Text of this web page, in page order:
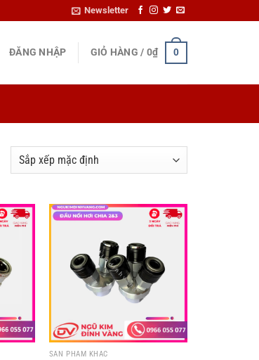
Newsletter
ĐĂNG NHẬP GIỎ HÀNG / 0₫ 0
SẢN PHẨM KHÁC